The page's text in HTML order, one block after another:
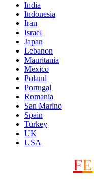
India
Indonesia
Iran
Israel
Japan
Lebanon
Mauritania
Mexico
Poland
Portugal
Romania
San Marino
Spain
Turkey
UK
USA
FE